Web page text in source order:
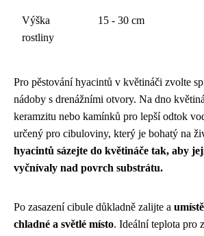
Výška
rostliny
15 - 30 cm
Pro pěstování hyacintů v květináči zvolte
nádoby s drenážními otvory. Na dno
keramzitu nebo kamínků pro lepší odtok
určený pro cibuloviny, který je bohatý na
hyacintů sázejte do květináče tak, aby
vyčnívaly nad povrch substrátu.
Po zasazení cibule důkladně zalijte a
chladné a světlé místo. Ideální teplota pro